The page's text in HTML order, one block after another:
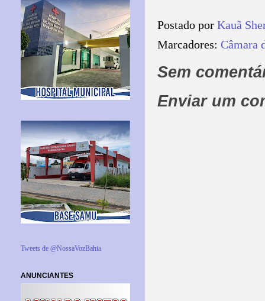
Postado por Kauã
Marcadores: Câmara
Sem
Enviar um
Tweets de @NossaVozBahia
ANUNCIANTES